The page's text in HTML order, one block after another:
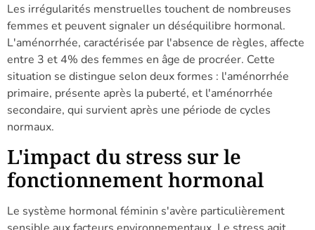
Les irrégularités menstruelles touchent de nombreuses
femmes et peuvent signaler un déséquilibre hormonal.
L'aménorrhée, caractérisée par l'absence de règles, affecte
entre 3 et 4% des femmes en âge de procréer. Cette
situation se distingue selon deux formes : l'aménorrhée
primaire, présente après la puberté, et l'aménorrhée
secondaire, qui survient après une période de cycles
normaux.
L'impact du stress sur le
fonctionnement hormonal
Le système hormonal féminin s'avère particulièrement